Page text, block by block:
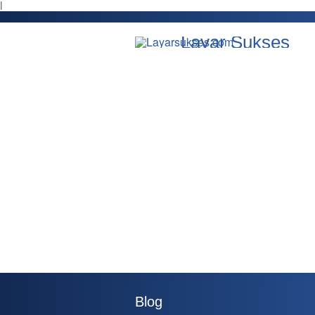
l
Layar Sukses
Blog